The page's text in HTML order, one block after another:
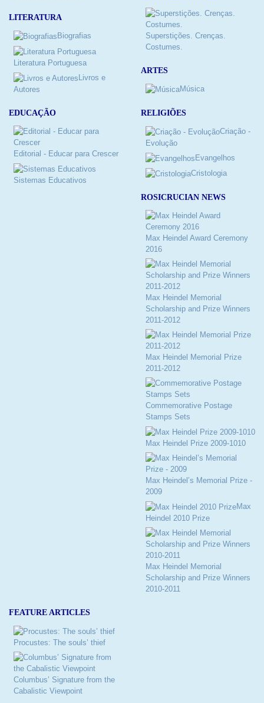
LITERATURA
Biografias
Literatura Portuguesa
Livros e
Autores
EDUCAÇÃO
Editorial - Educar para Crescer
Sistemas Educativos
Superstições. Crenças.
Costumes.
ARTES
Música
RELIGIÕES
Criação -
Evolução
Evangelhos
Cristologia
ROSICRUCIAN NEWS
Max Heindel Award Ceremony
2016
Max Heindel Memorial
Scholarship and Prize Winners
2011-2012
Max Heindel Memorial Prize
2011-2012
Commemorative Postage
Stamps Sets
Max Heindel Prize 2009-1010
Max Heindel’s Memorial Prize -
2009
Max
Heindel 2010 Prize
Max Heindel Memorial
Scholarship and Prize Winners
2010-2011
FEATURE ARTICLES
Procustes: The souls’ thief
Columbus’ Signature from the
Cabalistic Viewpoint